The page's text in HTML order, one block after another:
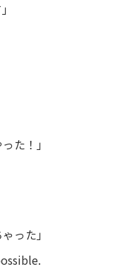
た！」
った」